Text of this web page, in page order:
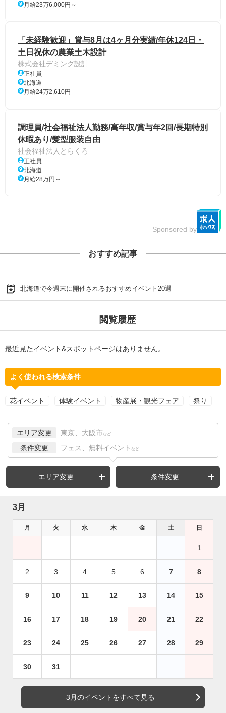
月給23万6,000円～
「未経験歓迎」賞与8月は4ヶ月分実績/年休124日・
土日祝休の農業土木設計
株式会社デミング設計
正社員
北海道
月給24万2,610円
調理員/社会福祉法人勤務/高年収/賞与年2回/長期特別
休暇あり/髪型服装自由
社会福祉法人とらくろ
正社員
北海道
月給28万円～
Sponsored by
おすすめ記事
北海道で今週末に開催されるおすすめイベント20選
閲覧履歴
最近見たイベント&スポットページはありません。
よく使われる検索条件
花イベント 体験イベント 物産展・観光フェア 祭り
エリア変更 東京、大阪市 など
条件変更 フェス、無料イベント など
エリア変更 条件変更
3月
月 火 水 木 金 土 日
1
2 3 4 5 6 7 8
9 10 11 12 13 14 15
16 17 18 19 20 21 22
23 24 25 26 27 28 29
30 31
3月のイベントをすべて見る